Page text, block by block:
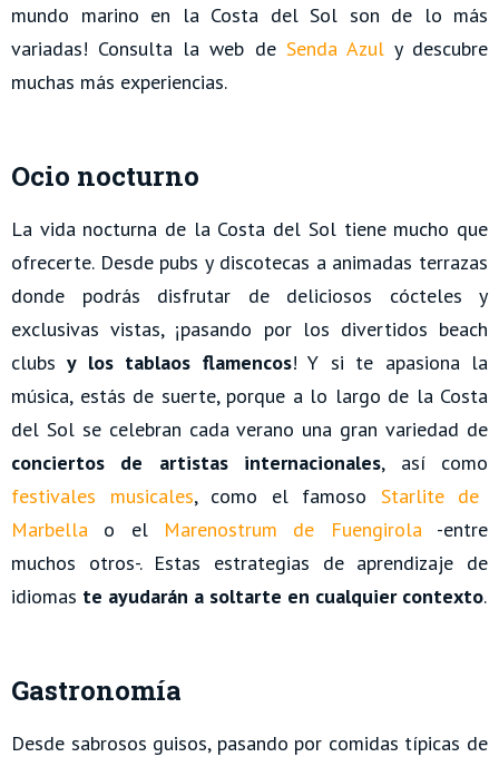
mundo marino en la Costa del Sol son de lo más
variadas! Consulta la web de Senda Azuly descubre
muchas más experiencias.
Ocio nocturno
La vida nocturna de la Costa del Sol tiene mucho que
ofrecerte. Desde pubs y discotecas a animadas terrazas
donde podrás disfrutar de deliciosos cócteles y
exclusivas vistas, ¡pasando por los divertidos beach
clubsy los tablaos flamencos! Y si te apasiona la
música, estás de suerte, porque a lo largo de la Costa
del Sol se celebran cada verano una gran variedad de
conciertos de artistas internacionales, así como
festivales musicales, como el famoso
Starlite de
Marbella o el Marenostrum de Fuengirola-entre
muchos otros-. Estas estrategias de aprendizaje de
idiomas te ayudarán a soltarte en cualquier contexto.
Gastronomía
Desde sabrosos guisos, pasando por comidas típicas de